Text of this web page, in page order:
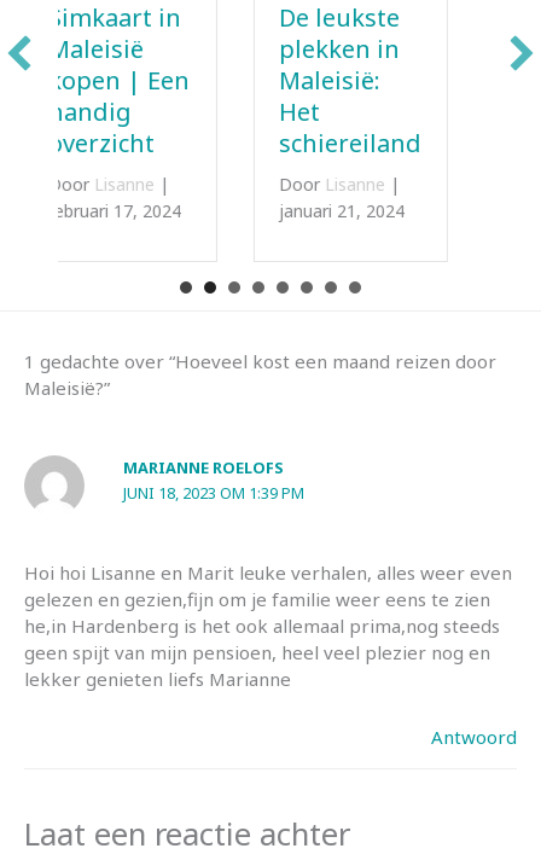
De leukste
plekken in
Maleisië:
Het
schiereiland
DoorLisanne
januari 21, 2024
Dit zijn
leuke
hostels en
Maleisië
DoorLisanne
januari 5, 2024
1 gedachte over “Hoeveel kost een maand reizen door
Maleisië?”
MARIANNE ROELOFS
JUNI 18, 2023 OM 1:39 PM
Hoi hoi Lisanne en Marit leuke verhalen, alles weer even
gelezen en gezien,fijn om je familie weer eens te zien
he,in Hardenberg is het ook allemaal prima,nog steeds
geen spijt van mijn pensioen, heel veel plezier nog en
lekker genieten liefs Marianne
Antwoord
Laat een reactie achter